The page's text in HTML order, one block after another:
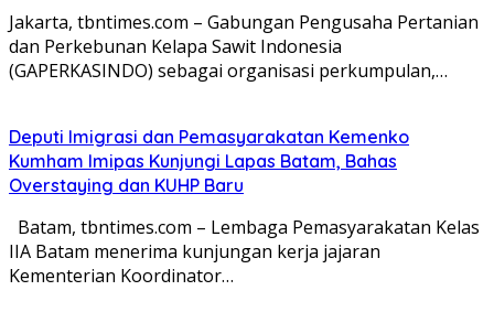
Jakarta, tbntimes.com – Gabungan Pengusaha Pertanian
dan Perkebunan Kelapa Sawit Indonesia
(GAPERKASINDO) sebagai organisasi perkumpulan,…
Deputi Imigrasi dan Pemasyarakatan Kemenko
Kumham Imipas Kunjungi Lapas Batam, Bahas
Overstaying dan KUHP Baru
Batam, tbntimes.com – Lembaga Pemasyarakatan Kelas
IIA Batam menerima kunjungan kerja jajaran
Kementerian Koordinator…